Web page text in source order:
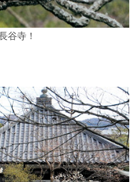
谷寺！